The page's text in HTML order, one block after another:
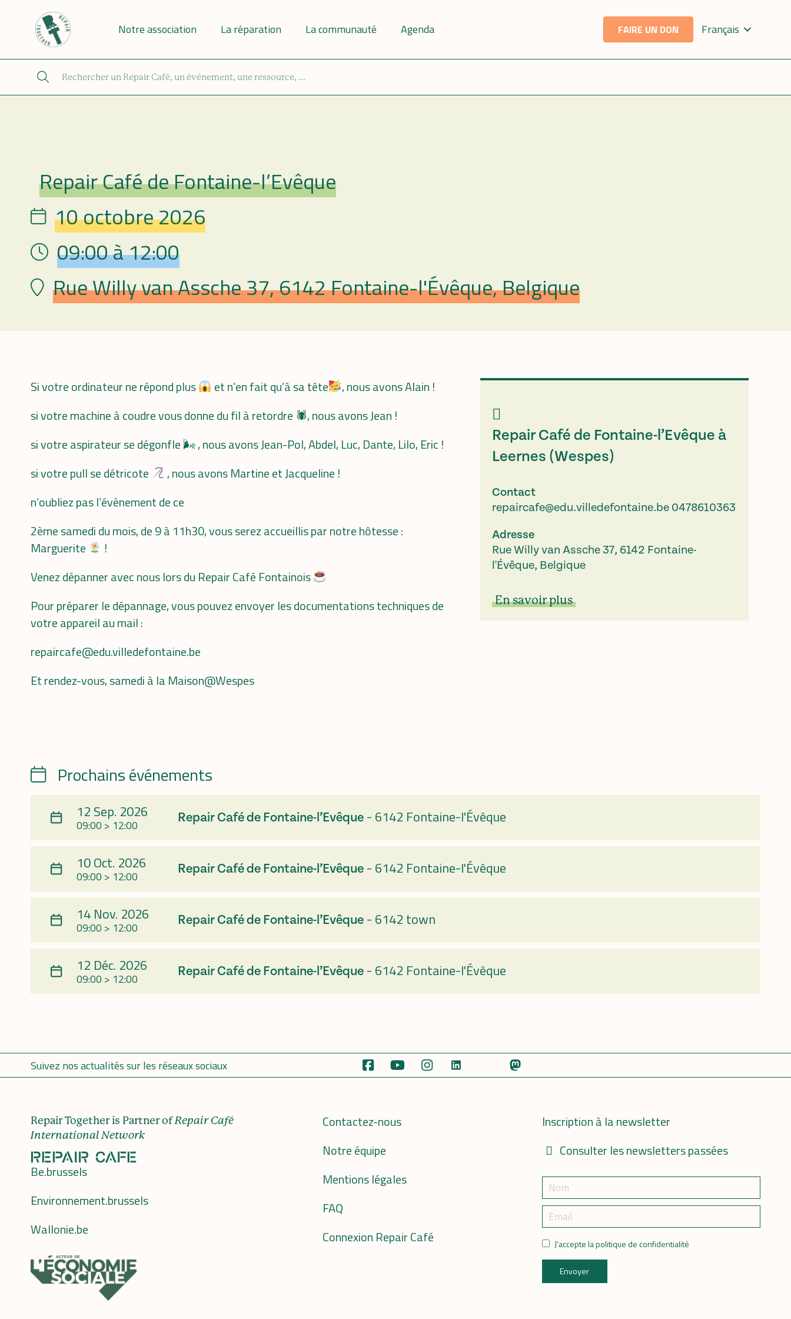
Notre association La réparation La communauté Agenda FAIRE UN DON Français
Repair Café
Repair Café de Fontaine-l’Evêque
Date 10 octobre 2026
Hour 09:00 à 12:00
Lieu Rue Willy van Assche 37, 6142 Fontaine-l'Évêque, Belgique
Si votre ordinateur ne répond plus et n’en fait qu’à sa tête
, nous avons Alain !
si votre machine à coudre vous donne du fil à retordre 🕷, nous avons Jean !
si votre aspirateur se dégonfle 🌬 , nous avons Jean-Pol, Abdel, Luc, Dante, Lilo, Eric !
si votre pull se détricote
, nous avons Martine et Jacqueline !
n’oubliez pas l’évènement de ce
2ème samedi du mois, de 9 à 11h30, vous serez accueillis par notre hôtesse :
Marguerite
!
Venez dépanner avec nous lors du Repair Café Fontainois
Pour préparer le dépannage, vous pouvez envoyer les documentations techniques de
votre appareil au mail :
repaircafe@edu.villedefontaine.be
Et rendez-vous, samedi à la Maison@Wespes
Repair Café de Fontaine-l’Evêque à
Leernes (Wespes)
Contact
repaircafe@edu.villedefontaine.be 0478610363
Adresse
Rue Willy van Assche 37, 6142 Fontaine-
l'Évêque, Belgique
En savoir plus
CalendrierProchains événements
12 Sep. 2026
09:00 > 12:00 Repair Café de Fontaine-l’Evêque - 6142 Fontaine-l'Évêque
10 Oct. 2026
09:00 > 12:00 Repair Café de Fontaine-l’Evêque - 6142 Fontaine-l'Évêque
14 Nov. 2026
09:00 > 12:00 Repair Café de Fontaine-l’Evêque - 6142 town
12 Déc. 2026
09:00 > 12:00 Repair Café de Fontaine-l’Evêque - 6142 Fontaine-l'Évêque
Suivez nos actualités sur les réseaux sociaux
Repair Together is Partner ofRepair Café
International Network
Be.brussels
Environnement.brussels
Wallonie.be
Contactez-nous
Notre équipe
Mentions légales
FAQ
Connexion Repair Café
Inscription à la newsletter
Consulter les newsletters passées
J'accepte la politique de confidentialité
Envoyer